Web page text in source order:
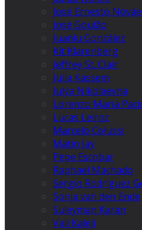
José Ernesto
José Goulão
Juanlu González
Kit Klarenberg
Jeffrey St. Clair
Julia Kassem
Julya Nikolaevna
Lorenzo Maria
Lucas Leiroz
Marcelo Colussi
Matin Jay
Pepe Escobar
Raphael Machado
Sergio Rodríguez
Sonja van den Ende
Suleyman Karan
Vali Kaleji